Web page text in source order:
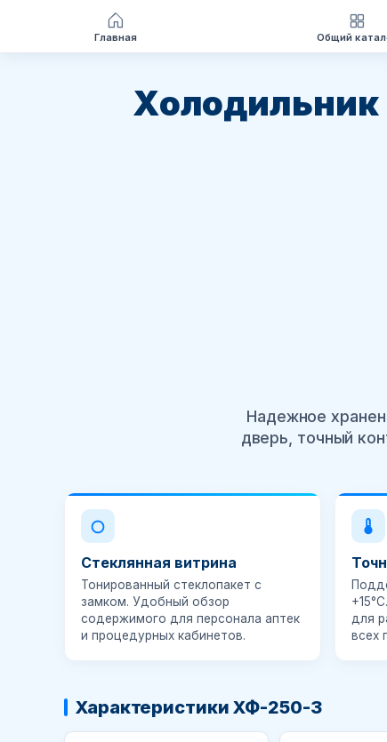
Перейти
Надежное
дверь, точный
Стеклянная витрина
Тонированный стеклопакет с
замком. Удобный обзор
содержимого для персонала аптек
и процедурных кабинетов.
+15°C
для
всех
Характеристики ХФ-250-3
Главная Общий